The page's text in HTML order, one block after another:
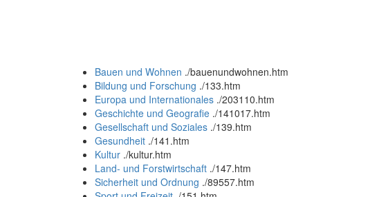
Bauen und Wohnen ./bauenundwohnen.htm
Bildung und Forschung ./133.htm
Europa und Internationales ./203110.htm
Geschichte und Geografie ./141017.htm
Gesellschaft und Soziales ./139.htm
Gesundheit ./141.htm
Kultur ./kultur.htm
Land- und Forstwirtschaft ./147.htm
Sicherheit und Ordnung ./89557.htm